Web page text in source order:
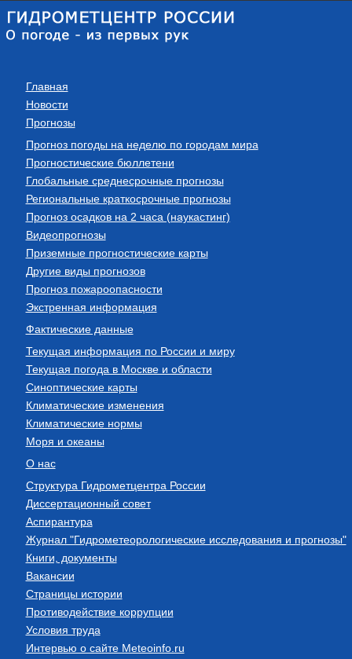
Главная
Новости
Прогнозы
Прогноз погоды на неделю по городам мира
Прогностические бюллетени
Глобальные среднесрочные прогнозы
Региональные краткосрочные прогнозы
Прогноз осадков на 2 часа (наукастинг)
Видеопрогнозы
Приземные прогностические карты
Другие виды прогнозов
Прогноз пожароопасности
Экстренная информация
Фактические данные
Текущая информация по России и миру
Текущая погода в Москве и области
Синоптические карты
Климатические изменения
Климатические нормы
Моря и океаны
О нас
Структура Гидрометцентра России
Диссертационный совет
Аспирантура
Журнал "Гидрометеорологические исследования и прогнозы"
Книги, документы
Вакансии
Страницы истории
Противодействие коррупции
Условия труда
Интервью о сайте Meteoinfo.ru